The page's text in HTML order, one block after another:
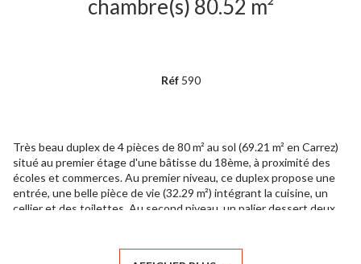
chambre(s) 80.52 m²
Réf 590
Très beau duplex de 4 pièces de 80 m² au sol (69.21 m² en Carrez)
situé au premier étage d'une bâtisse du 18ème, à proximité des
écoles et commerces. Au premier niveau, ce duplex propose une
entrée, une belle pièce de vie (32.29 m²) intégrant la cuisine, un
cellier et des toilettes. Au second niveau, un palier dessert deux
avec toilettes. Cet appartement dispose d'un emplacement de